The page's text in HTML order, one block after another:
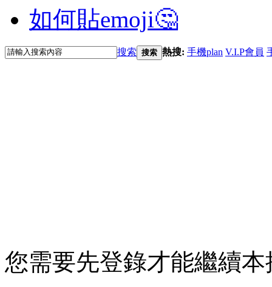
如何貼emoji🤔
搜索 搜索 熱搜: 手機plan V.I.P會員
您需要先登錄才能繼續本